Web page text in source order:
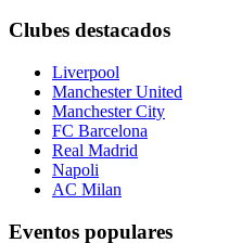
Clubes destacados
Liverpool
Manchester United
Manchester City
FC Barcelona
Real Madrid
Napoli
AC Milan
Eventos populares